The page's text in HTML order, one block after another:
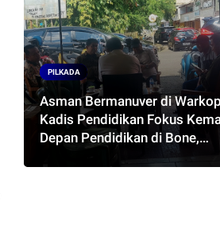
PILKADA
Asman Bermanuver di
Kadis Pendidikan Fokus
Depan Pendidikan di Bone,
Akankah Terwujud Pasangan